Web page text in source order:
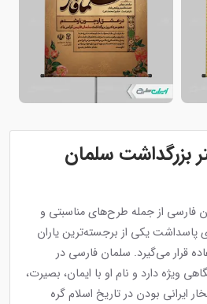
بزرگداشت سلمان
فارسی از جمله طرح‌های مناسبتی و
یکی از برجسته‌ترین یاران
قرار می‌گیرد. سلمان فارسی در
ویژه دارد و نام او با ایمان، بصیرت،
ایرانی بودن در تاریخ اسلام گره